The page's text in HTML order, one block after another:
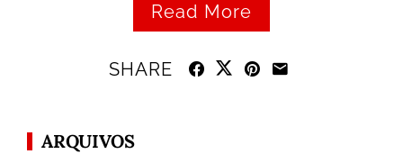
Read More
SHARE
ARQUIVOS